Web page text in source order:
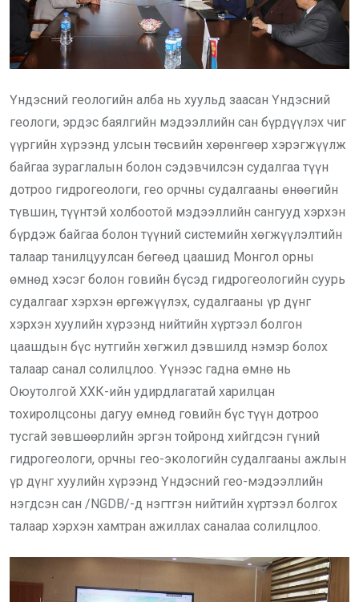
Үндэсний геологийн алба нь хуульд заасан Үндэсний
геологи, эрдэс баялгийн мэдээллийн сан бүрдүүлэх чиг
үүргийн хүрээнд улсын төсвийн хөрөнгөөр хэрэгжүүлж
байгаа зураглалын болон сэдэвчилсэн судалгаа түүн
дотроо гидрогеологи, гео орчны судалгааны өнөөгийн
түвшин, түүнтэй холбоотой мэдээллийн сангууд хэрхэн
бүрдэж байгаа болон түүний системийн хөгжүүлэлтийн
талаар танилцуулсан бөгөөд цаашид Монгол орны
өмнөд хэсэг болон говийн бүсэд гидрогеологийн суурь
судалгааг хэрхэн өргөжүүлэх, судалгааны үр дүнг
хэрхэн хуулийн хүрээнд нийтийн хүртээл болгон
цаашдын бүс нутгийн хөгжил дэвшилд нэмэр болох
талаар санал солилцлоо. Үүнээс гадна өмнө нь
Оюутолгой ХХК-ийн удирдлагатай харилцан
тохиролцсоны дагуу өмнөд говийн бүс түүн дотроо
тусгай зөвшөөрлийн эргэн тойронд хийгдсэн гүний
гидрогеологи, орчны гео-экологийн судалгааны ажлын
үр дүнг хуулийн хүрээнд Үндэсний гео-мэдээллийн
нэгдсэн сан /NGDB/-д нэгтгэн нийтийн хүртээл болгох
талаар хэрхэн хамтран ажиллах саналаа солилцлоо.